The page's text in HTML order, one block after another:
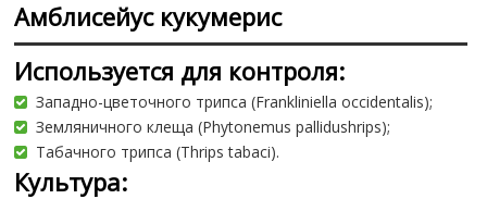
Амблисейус кукумерис
Используется для контроля:
Западно-цветочного трипса (Frankliniella occidentalis);
Земляничного клеща (Phytonemus pallidushrips);
Табачного трипса (Thrips tabaci).
Культура: